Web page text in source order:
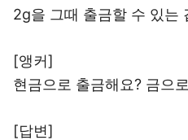
2g을 그때 출금할 수 있는
[앵커]
현금으로 출금해요? 금으
[답변]